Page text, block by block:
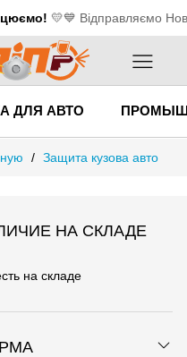
💛​💙 Відправляємо
ДЛЯ АВТО
/ Защита кузова авто
НА СКЛАДЕ
на складе